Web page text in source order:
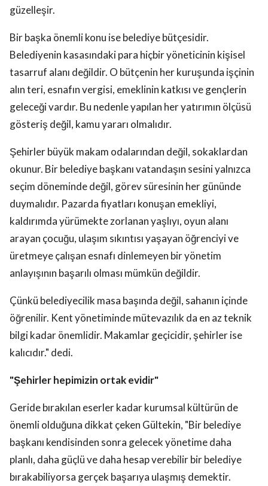
güzelleşir.
Bir başka önemli konu ise belediye bütçesidir.
Belediyenin kasasındaki para hiçbir yöneticinin kişisel
tasarruf alanı değildir. O bütçenin her kuruşunda işçinin
alın teri, esnafın vergisi, emeklinin katkısı ve gençlerin
geleceği vardır. Bu nedenle yapılan her yatırımın ölçüsü
gösteriş değil, kamu yararı olmalıdır.
Şehirler büyük makam odalarından değil, sokaklardan
okunur. Bir belediye başkanı vatandaşın sesini yalnızca
seçim döneminde değil, görev süresinin her gününde
duymalıdır. Pazarda fiyatları konuşan emekliyi,
kaldırımda yürümekte zorlanan yaşlıyı, oyun alanı
arayan çocuğu, ulaşım sıkıntısı yaşayan öğrenciyi ve
üretmeye çalışan esnafı dinlemeyen bir yönetim
anlayışının başarılı olması mümkün değildir.
Çünkü belediyecilik masa başında değil, sahanın içinde
öğrenilir. Kent yönetiminde mütevazılık da en az teknik
bilgi kadar önemlidir. Makamlar geçicidir, şehirler ise
kalıcıdır." dedi.
"Şehirler hepimizin ortak evidir"
Geride bırakılan eserler kadar kurumsal kültürün de
önemli olduğuna dikkat çeken Gültekin, "Bir belediye
başkanı kendisinden sonra gelecek yönetime daha
planlı, daha güçlü ve daha hesap verebilir bir belediye
bırakabiliyorsa gerçek başarıya ulaşmış demektir.